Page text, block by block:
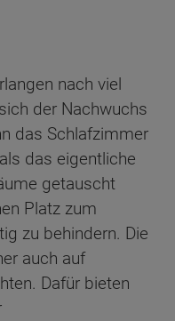
nach viel
der Nachwuchs
das Schlafzimmer
das eigentliche
getauscht
Platz zum
zu behindern. Die
auch auf
Dafür bieten